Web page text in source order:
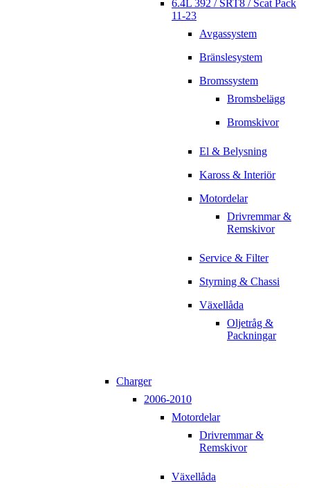
6.4L 392 / SRT8 / Scat Pack
11-23
Avgassystem
Bränslesystem
Bromssystem
Bromsbelägg
Bromskivor
El & Belysning
Kaross & Interiör
Motordelar
Drivremmar &
Remskivor
Service & Filter
Styrning & Chassi
Växellåda
Oljetråg &
Packningar
Charger
2006-2010
Motordelar
Drivremmar &
Remskivor
Växellåda